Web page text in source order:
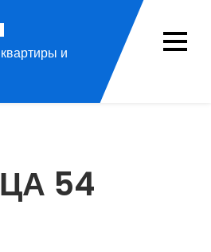
и
54